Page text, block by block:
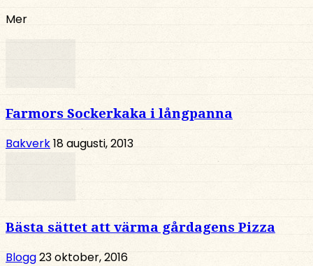
Mer
Farmors Sockerkaka i långpanna
Bakverk18 augusti, 2013
Bästa sättet att värma gårdagens Pizza
Blogg23 oktober, 2016